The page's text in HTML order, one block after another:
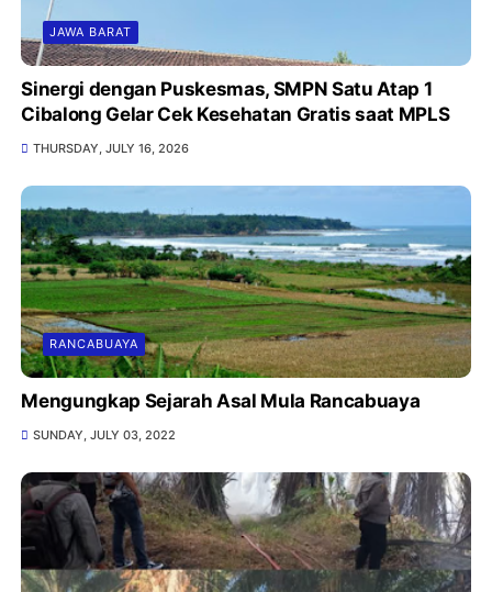
JAWA BARAT
Sinergi dengan Puskesmas, SMPN Satu Atap 1
Cibalong Gelar Cek Kesehatan Gratis saat MPLS
THURSDAY, JULY 16, 2026
RANCABUAYA
Mengungkap Sejarah Asal Mula Rancabuaya
SUNDAY, JULY 03, 2022